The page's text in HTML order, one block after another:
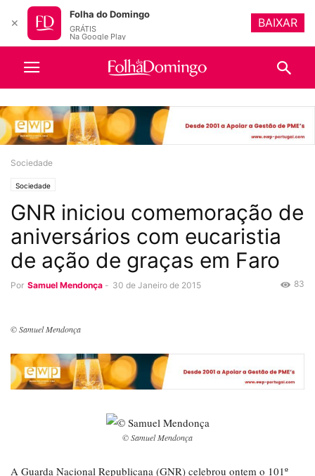
Sociedade
Sociedade
GNR iniciou comemoração de
aniversários com eucaristia
de ação de graças em Faro
Por Samuel Mendonça - 30 de Janeiro de 2015 83
© Samuel Mendonça
© Samuel Mendonça
A Guarda Nacional Republicana (GNR) celebrou ontem o 101º
✕
Folha do Domingo
GRÁTIS
Na Google Play
BAIXAR